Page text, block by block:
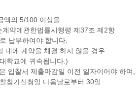
액의 5/100 이상을
계약에관한법률시행령 제37조 제2항
납부하여야 합니다.
내에 계약을 체결 하지 않을 경우
학교에 귀속됩니다.)
입찰서 제출마감일 이전 일자이어야 하며,
참가신청일 다음날로부터 30일